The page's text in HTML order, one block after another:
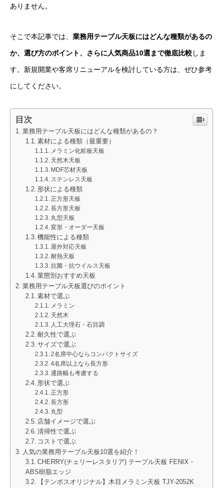
ありません。
そこで本記事では、 業務用テーブル天板にはどんな種類があるの
か、選び方のポイント、さらに人気商品10選まで徹底比較しま
す。新規開業や客席リニューアルを検討している方は、ぜひ参考
にしてください。
目次
業務用テーブル天板にはどんな種類があるの？
素材による種類（最重要）
メラミン化粧板天板
天然木天板
MDF芯材天板
ステンレス天板
形状による種類
正方形天板
長方形天板
丸型天板
変形・オーダー天板
機能性による種類
屋外対応天板
耐熱天板
抗菌・抗ウイルス天板
業態別おすすめ天板
業務用テーブル天板選びのポイント
素材で選ぶ
メラミン
天然木
人工大理石・石目調
耐久性で選ぶ
サイズで選ぶ
2名席中心ならコンパクトサイズ
4名席以上なら長方形
通路幅も考慮する
形状で選ぶ
正方形
長方形
丸型
店舗イメージで選ぶ
清掃性で選ぶ
コストで選ぶ
人気の業務用テーブル天板10選を紹介！
CHERRY(チェリーレスタリア) テーブル天板 FENIX・
ABS樹脂エッジ
【テンポスオリジナル】木目メラミン天板 TJY-2052K